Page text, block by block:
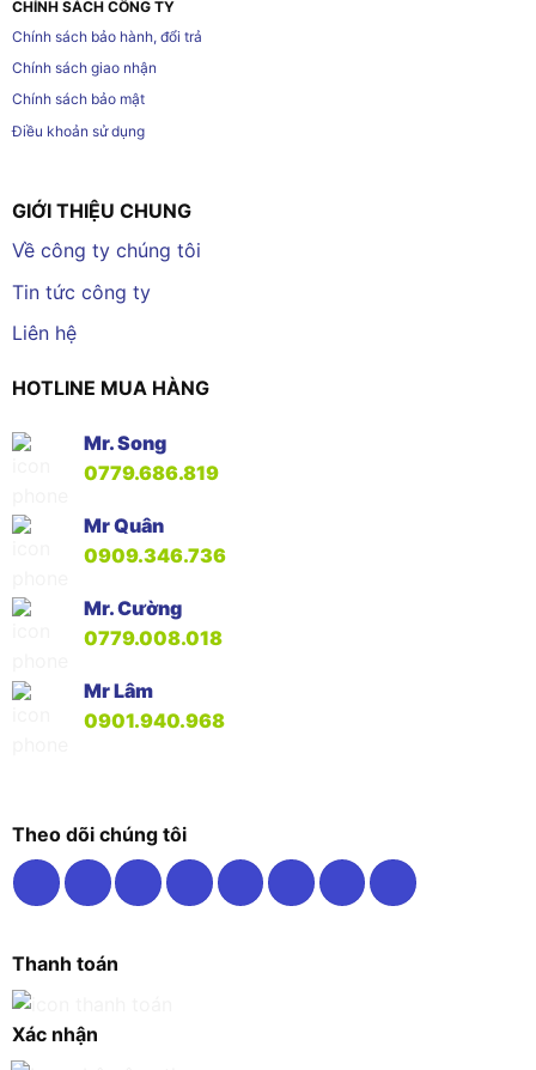
CHÍNH SÁCH CÔNG TY
Chính sách bảo hành, đổi trả
Chính sách giao nhận
Chính sách bảo mật
Điều khoản sử dụng
GIỚI THIỆU CHUNG
Về công ty chúng tôi
Tin tức công ty
Liên hệ
HOTLINE MUA HÀNG
Mr. Song
0779.686.819
Mr Quân
0909.346.736
Mr. Cường
0779.008.018
Mr Lâm
0901.940.968
Theo dõi chúng tôi
Thanh toán
Xác nhận